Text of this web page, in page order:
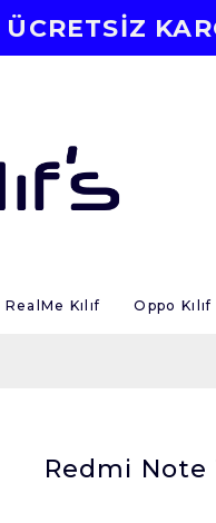
RealMe Kılıf Oppo Kılıf
Redmi Note